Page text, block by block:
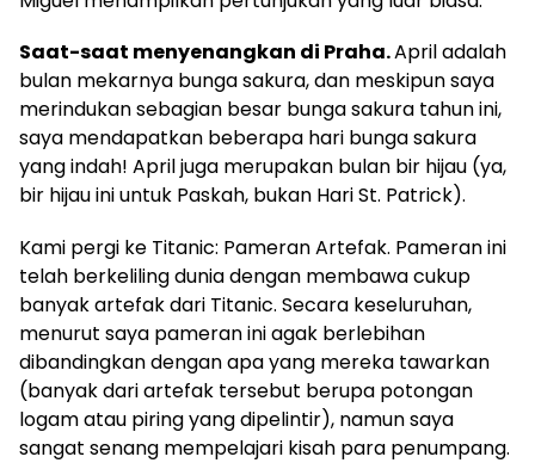
Saat-saat menyenangkan di Praha.April adalah
bulan mekarnya bunga sakura, dan meskipun saya
merindukan sebagian besar bunga sakura tahun ini,
saya mendapatkan beberapa hari bunga sakura
yang indah! April juga merupakan bulan bir hijau (ya,
bir hijau ini untuk Paskah, bukan Hari St. Patrick).
Kami pergi ke Titanic: Pameran Artefak. Pameran ini
telah berkeliling dunia dengan membawa cukup
banyak artefak dari Titanic. Secara keseluruhan,
menurut saya pameran ini agak berlebihan
dibandingkan dengan apa yang mereka tawarkan
(banyak dari artefak tersebut berupa potongan
logam atau piring yang dipelintir), namun saya
sangat senang mempelajari kisah para penumpang.